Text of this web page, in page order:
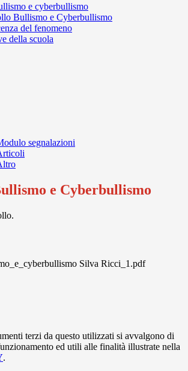
e cyberbullismo
Bullismo e Cyberbullismo
del fenomeno
della scuola
segnalazioni
e Cyberbullismo
Silva Ricci_1.pdf
terzi da questo utilizzati si avvalgono di
ed utili alle finalità illustrate nella
.